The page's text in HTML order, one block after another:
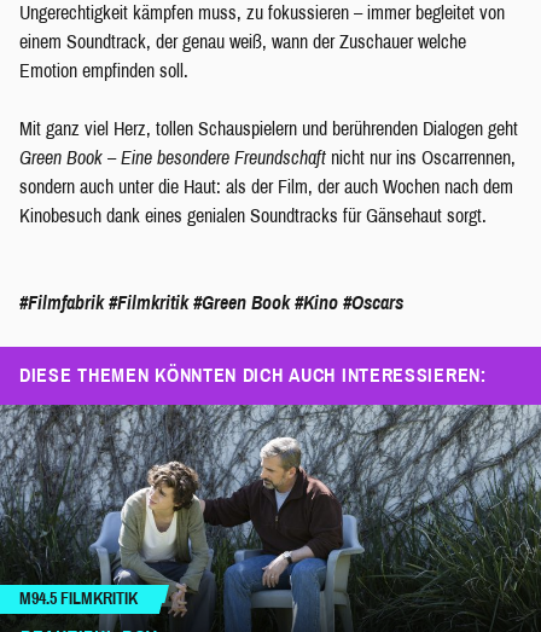
Ungerechtigkeit kämpfen muss, zu fokussieren – immer begleitet von
einem Soundtrack, der genau weiß, wann der Zuschauer welche
Emotion empfinden soll.
Mit ganz viel Herz, tollen Schauspielern und berührenden Dialogen geht
Green Book – Eine besondere Freundschaft nicht nur ins Oscarrennen,
sondern auch unter die Haut: als der Film, der auch Wochen nach dem
Kinobesuch dank eines genialen Soundtracks für Gänsehaut sorgt.
#Filmfabrik #Filmkritik #Green Book #Kino #Oscars
DIESE THEMEN KÖNNTEN DICH AUCH INTERESSIEREN:
M94.5 FILMKRITIK